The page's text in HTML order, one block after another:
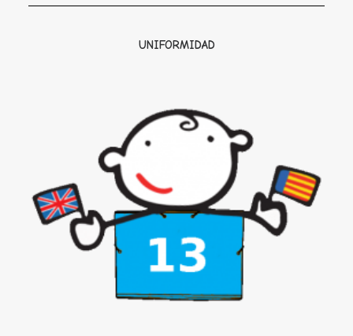
UNIFORMIDAD